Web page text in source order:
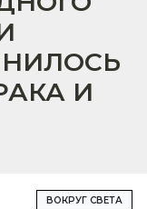
И
ВОКРУГ СВЕТА